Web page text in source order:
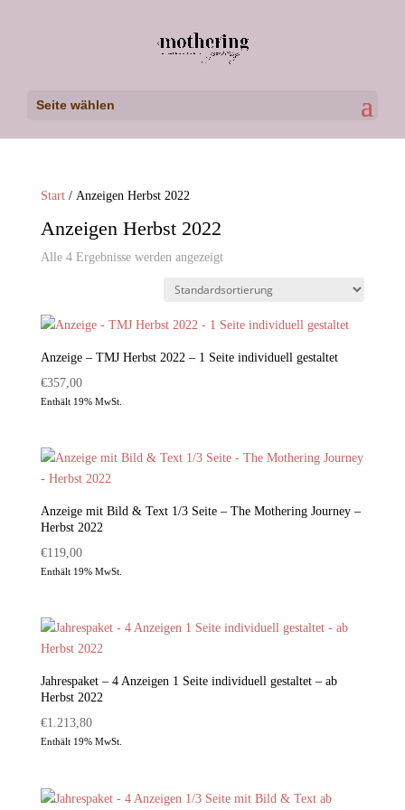
Seite wählen
Start/ Anzeigen Herbst 2022
Anzeigen Herbst 2022
Alle 4 Ergebnisse werden angezeigt
Anzeige – TMJ Herbst 2022 – 1 Seite individuell gestaltet
€357,00
Enthält 19% MwSt.
Anzeige mit Bild & Text 1/3 Seite – The Mothering Journey –
Herbst 2022
€119,00
Enthält 19% MwSt.
Jahrespaket – 4 Anzeigen 1 Seite individuell gestaltet – ab
Herbst 2022
€1.213,80
Enthält 19% MwSt.